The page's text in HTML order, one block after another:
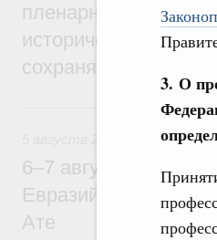
3. О
пленарном
исторических
сохраняя
6–7 августа Михаил
Евразийского
Ате